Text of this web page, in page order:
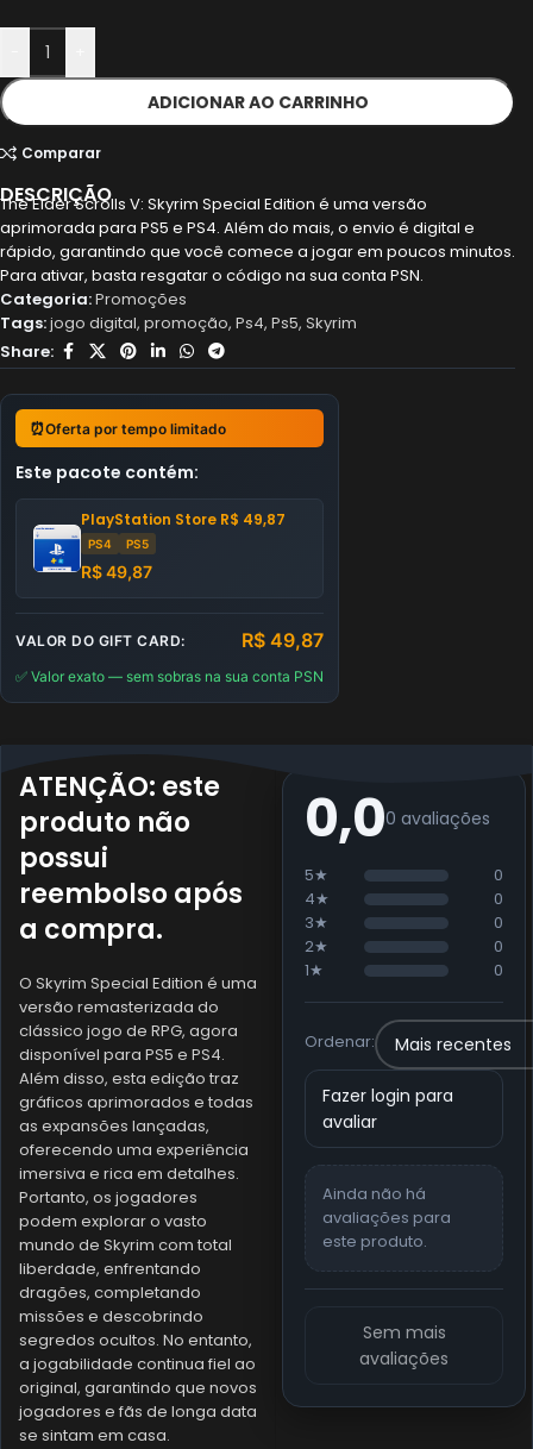
ADICIONAR AO CARRINHO
Comparar
DESCRIÇÃO
The Elder Scrolls V: Skyrim Special Edition é uma versão
aprimorada para PS5 e PS4. Além do mais, o envio é digital e
rápido, garantindo que você comece a jogar em poucos minutos.
Para ativar, basta resgatar o código na sua conta PSN.
Categoria:Promoções
Tags:jogo digital, promoção, Ps4, Ps5, Skyrim
Share:
⏰Oferta por tempo limitado
Este pacote contém:
PlayStation Store R$ 49,87
PS4 PS5
R$49,87
VALOR DO GIFT CARD: R$ 49,87
✅ Valor exato — sem sobras na sua conta PSN
ATENÇÃO: este
produto não
possui
reembolsoapós
a compra.
O Skyrim Special Edition é uma
versão remasterizada do
clássico jogo de RPG, agora
disponível para PS5 e PS4.
Além disso, esta edição traz
gráficos aprimorados e todas
as expansões lançadas,
oferecendo uma experiência
imersiva e rica em detalhes.
Portanto, os jogadores
podem explorar o vasto
mundo de Skyrim com total
liberdade, enfrentando
dragões, completando
missões e descobrindo
segredos ocultos. No entanto,
a jogabilidade continua fiel ao
original, garantindo que novos
jogadores e fãs de longa data
se sintam em casa.
0,00 avaliações
5★
0
4★
0
3★
0
2★
0
1★
0
Ordenar:
Fazer login para
avaliar
Ainda não há
avaliações para
este produto.
Sem mais
avaliações